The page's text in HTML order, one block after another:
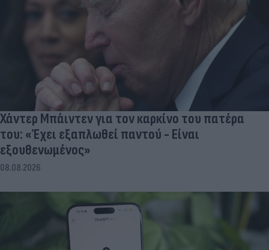
Χάντερ Μπάιντεν για τον καρκίνο του πατέρα
του: «Έχει εξαπλωθεί παντού - Είναι
εξουθενωμένος»
08.08.2026